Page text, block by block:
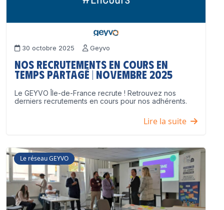
30 octobre 2025 Geyvo
Nos recrutements en cours en
temps partagé | Novembre 2025
Le GEYVO Île-de-France recrute ! Retrouvez nos
derniers recrutements en cours pour nos adhérents.
Lire la suite
Le réseau GEYVO